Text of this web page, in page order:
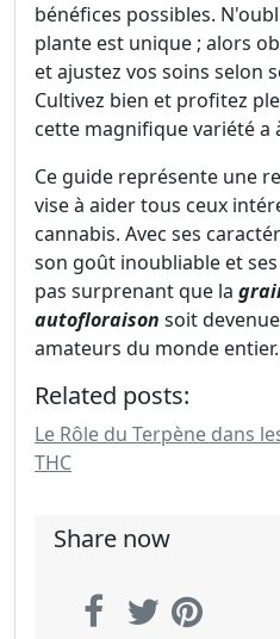
bénéfices possibles.
plante est unique ; alors
et ajustez vos soins selon
Cultivez bien et profitez
cette magnifique variété a
Ce guide représente une
vise à aider tous ceux
cannabis. Avec ses
son goût inoubliable et
pas surprenant que la
autofloraison soit
amateurs du monde entier.
Related posts:
Le Rôle du Terpène dans
THC
Share now